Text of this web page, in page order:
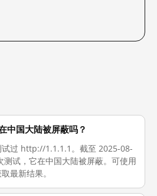
国大陆被屏蔽吗？
过 http://1.1.1.1。截至 2025-08-
试，它在中国大陆被屏蔽。可使用
最新结果。